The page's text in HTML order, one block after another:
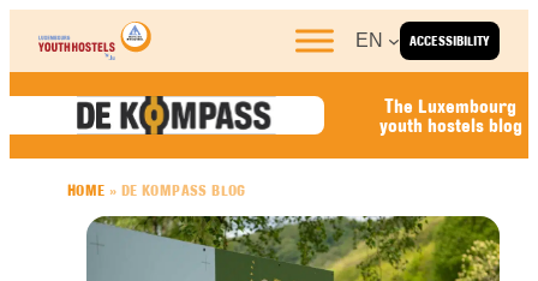
Skip to content
ACCESSIBILITY
EN
The Luxembourg
youth hostels blog
HOME » DE KOMPASS BLOG